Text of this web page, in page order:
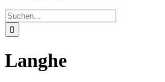
Suche
nach:
Langhe